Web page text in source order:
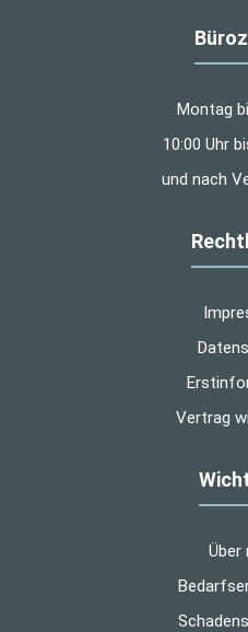
Montag
10:00 Uhr
und nach
Vertrag
Über